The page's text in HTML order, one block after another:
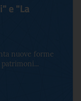
e "La
nuove forme